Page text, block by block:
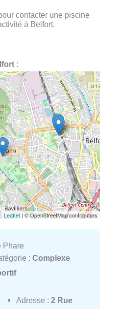
contacter une piscine
à Belfort.
:
Leaflet| © OpenStreetMap contributors
Phare
: Complexe
Adresse : 2 Rue